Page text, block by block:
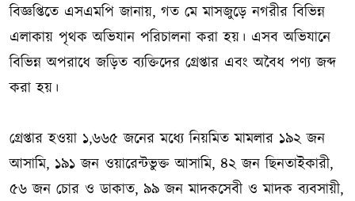
বিজ্ঞপ্তিতে এসএমপি জানায়, গত মে মাসজুড়ে নগরীর বিভিন্ন
এলাকায় পৃথক অভিযান পরিচালনা করা হয়। এসব অভিযানে
বিভিন্ন অপরাধে জড়িত ব্যক্তিদের গ্রেপ্তার এবং অবৈধ পণ্য জব্দ
করা হয়।
গ্রেপ্তার হওয়া ১,৬৬৫ জনের মধ্যে নিয়মিত মামলার ১৯২ জন
আসামি, ১৯১ জন ওয়ারেন্টভুক্ত আসামি, ৪২ জন ছিনতাইকারী,
৫৬ জন চোর ও ডাকাত, ৯৯ জন মাদকসেবী ও মাদক ব্যবসায়ী,